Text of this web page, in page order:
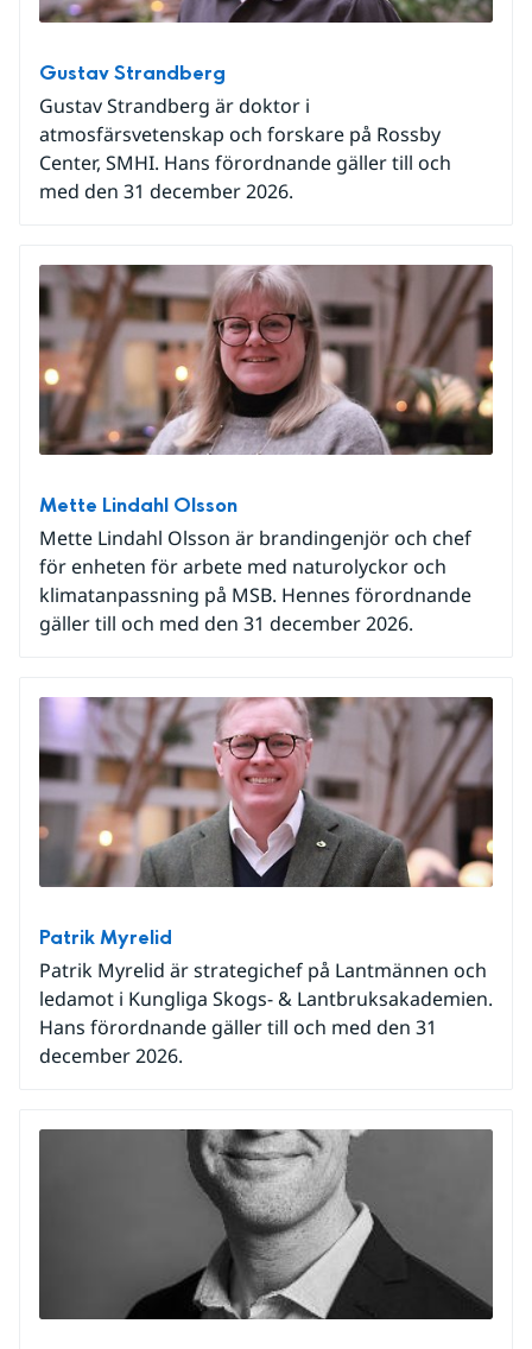
Gustav Strandberg
Gustav Strandberg är doktor i
atmosfärsvetenskap och forskare på Rossby
Center, SMHI. Hans förordnande gäller till och
med den 31 december 2026.
Mette Lindahl Olsson
Mette Lindahl Olsson är brandingenjör och chef
för enheten för arbete med naturolyckor och
klimatanpassning på MSB. Hennes förordnande
gäller till och med den 31 december 2026.
Patrik Myrelid
Patrik Myrelid är strategichef på Lantmännen och
ledamot i Kungliga Skogs- & Lantbruksakademien.
Hans förordnande gäller till och med den 31
december 2026.